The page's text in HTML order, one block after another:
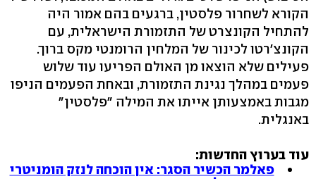
הקורא לשחרור פלסטין, ברגעים בהם אמור היה
להתחיל הקונצרט של התזמורת הישראלית, עם
הקונצ'רטו לכינור של המלחין הרומנטי מקס ברוך.
פעילים שלא הוצאו מן האולם הפריעו עוד שלוש
פעמים במהלך נגינת התזמורת, ובאחת הפעמים הניפו
מגבות באמצעותן אייתו את המילה "פלסטין"
באנגלית.
עוד בערוץ החדשות:
פאלמר הכשיר הסגר: אין הוכחה לנזק הומניטרי